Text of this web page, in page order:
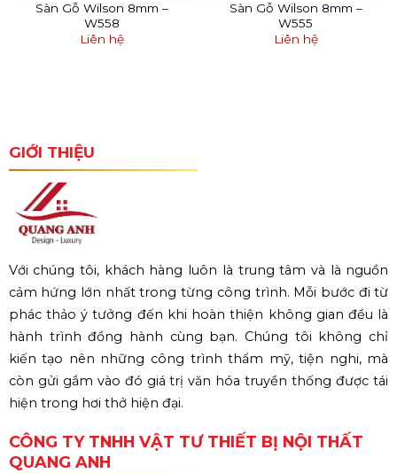
Sàn Gỗ Wilson 8mm –
W558
Liên hệ
Sàn Gỗ Wilson 8mm –
W555
Liên hệ
GIỚI THIỆU
Với chúng tôi, khách hàng luôn là trung tâm và là nguồn
cảm hứng lớn nhất trong từng công trình. Mỗi bước đi từ
phác thảo ý tưởng đến khi hoàn thiện không gian đều là
hành trình đồng hành cùng bạn. Chúng tôi không chỉ
kiến tạo nên những công trình thẩm mỹ, tiện nghi, mà
còn gửi gắm vào đó giá trị văn hóa truyền thống được tái
hiện trong hơi thở hiện đại.
CÔNG TY TNHH VẬT TƯ THIẾT BỊ NỘI THẤT
QUANG ANH